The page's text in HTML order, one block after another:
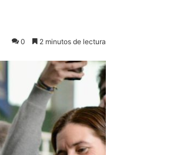
0 2 minutos de lectura